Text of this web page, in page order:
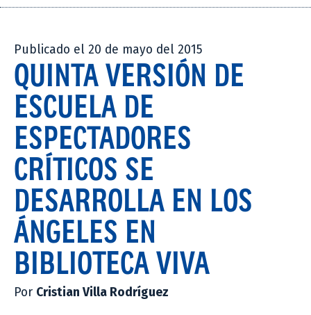
Publicado el 20 de mayo del 2015
QUINTA VERSIÓN DE
ESCUELA DE
ESPECTADORES
CRÍTICOS SE
DESARROLLA EN LOS
ÁNGELES EN
BIBLIOTECA VIVA
Por Cristian Villa Rodríguez